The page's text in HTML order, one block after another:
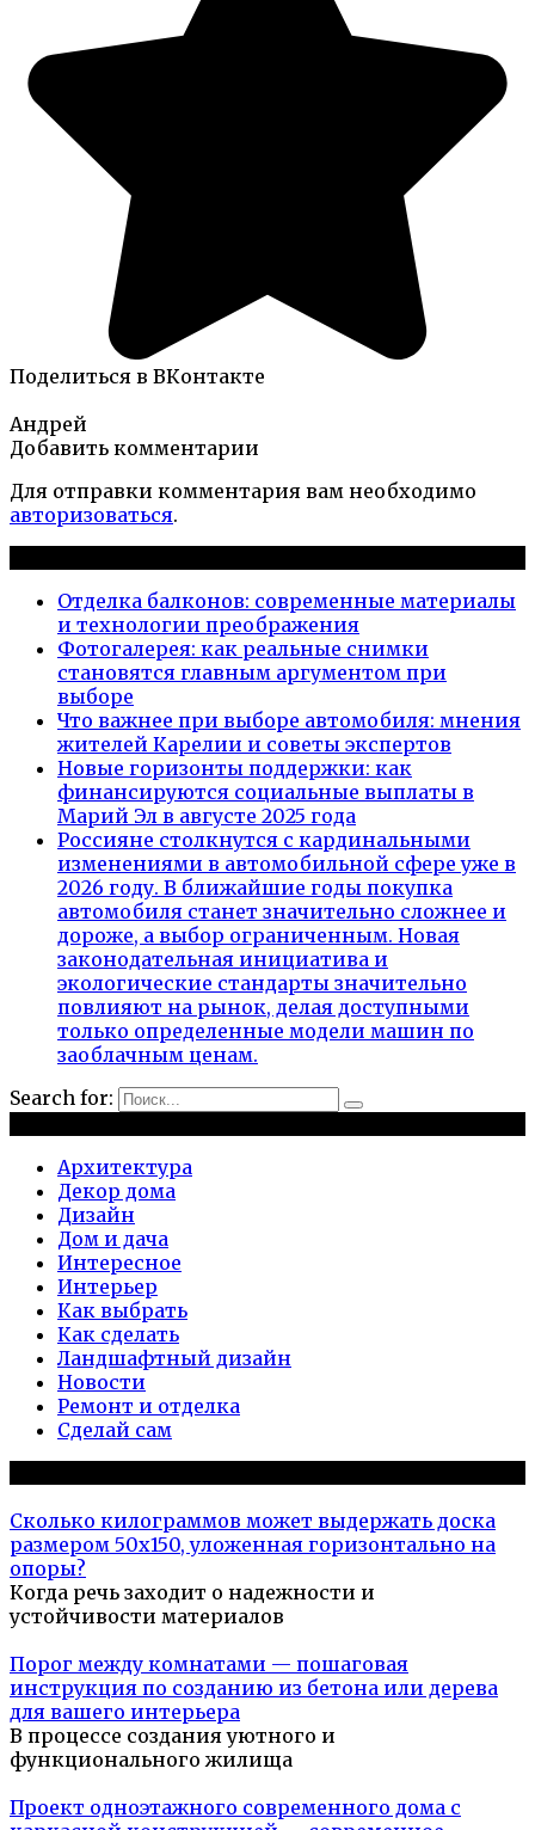
Поделиться в ВКонтакте
Андрей
Добавить комментарии
Для отправки комментария вам необходимо
авторизоваться.
Отделка балконов: современные материалы
и технологии преображения
Фотогалерея: как реальные снимки
становятся главным аргументом при
выборе
Что важнее при выборе автомобиля: мнения
жителей Карелии и советы экспертов
Новые горизонты поддержки: как
финансируются социальные выплаты в
Марий Эл в августе 2025 года
Россияне столкнутся с кардинальными
изменениями в автомобильной сфере уже в
2026 году. В ближайшие годы покупка
автомобиля станет значительно сложнее и
дороже, а выбор ограниченным. Новая
законодательная инициатива и
экологические стандарты значительно
повлияют на рынок, делая доступными
только определенные модели машин по
заоблачным ценам.
Search for:
Архитектура
Декор дома
Дизайн
Дом и дача
Интересное
Интерьер
Как выбрать
Как сделать
Ландшафтный дизайн
Новости
Ремонт и отделка
Сделай сам
Сколько килограммов может выдержать доска
размером 50х150, уложенная горизонтально на
опоры?
Когда речь заходит о надежности и
устойчивости материалов
Порог между комнатами — пошаговая
инструкция по созданию из бетона или дерева
для вашего интерьера
В процессе создания уютного и
функционального жилища
Проект одноэтажного современного дома с